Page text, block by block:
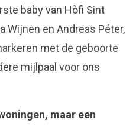
baby van Hòfi Sint
Wijnen en Andreas Péter,
met de geboorte
mijlpaal voor ons
maar een